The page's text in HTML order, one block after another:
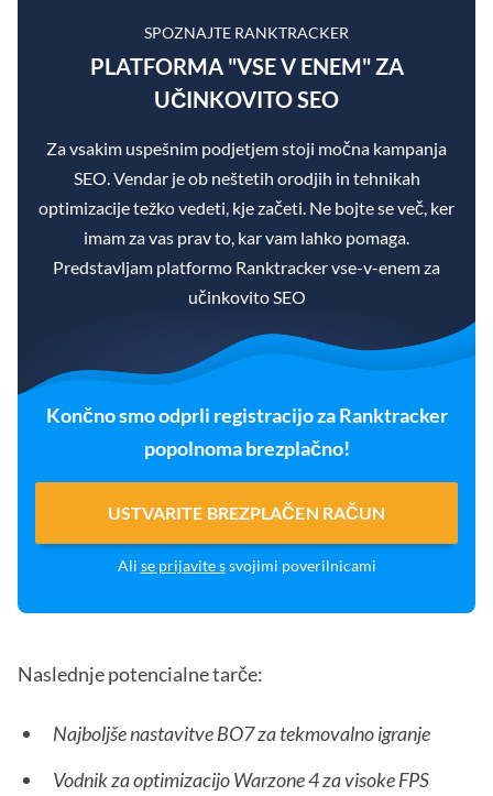
SPOZNAJTE RANKTRACKER
PLATFORMA "VSE V ENEM" ZA
UČINKOVITO SEO
Za vsakim uspešnim podjetjem stoji močna kampanja
SEO. Vendar je ob neštetih orodjih in tehnikah
optimizacije težko vedeti, kje začeti. Ne bojte se več, ker
imam za vas prav to, kar vam lahko pomaga.
Predstavljam platformo Ranktracker vse-v-enem za
učinkovito SEO
Končno smo odprli registracijo za Ranktracker
popolnoma brezplačno!
USTVARITE BREZPLAČEN RAČUN
Ali se prijavite ssvojimi poverilnicami
Naslednje potencialne tarče:
Najboljše nastavitve BO7 za tekmovalno igranje
Vodnik za optimizacijo Warzone 4 za visoke FPS